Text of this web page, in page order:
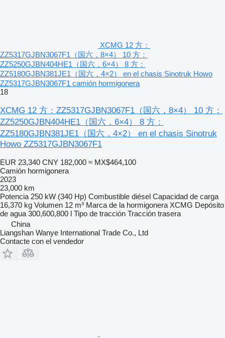
XCMG 12 方：
ZZ5317GJBN3067F1（国六，8×4） 10 方：
ZZ5250GJBN404HE1（国六，6×4） 8 方：
ZZ5180GJBN381JE1（国六，4×2） en el chasis Sinotruk Howo
ZZ5317GJBN3067F1 camión hormigonera
18
XCMG 12 方：ZZ5317GJBN3067F1（国六，8×4） 10 方：
ZZ5250GJBN404HE1（国六，6×4） 8 方：
ZZ5180GJBN381JE1（国六，4×2） en el chasis Sinotruk
Howo ZZ5317GJBN3067F1
EUR 23,340 CNY 182,000 ≈ MX$464,100
Camión hormigonera
2023
23,000 km
Potencia 250 kW (340 Hp) Combustible diésel Capacidad de carga
16,370 kg Volumen 12 m³ Marca de la hormigonera XCMG Depósito
de agua 300,600,800 l Tipo de tracción Tracción trasera
China
Liangshan Wanye International Trade Co., Ltd
Contacte con el vendedor